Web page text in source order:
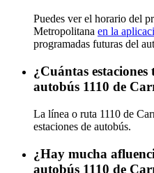
Puedes ver el horario del
Metropolitana en la
programadas futuras del
¿Cuántas
autobús 1110 de
La línea o ruta 1110 de
estaciones de autobús.
¿Hay mucha
autobús 1110 de